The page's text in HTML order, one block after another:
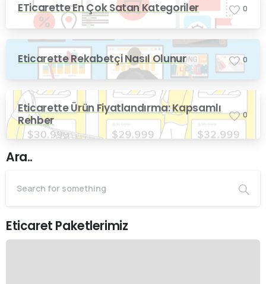
ETicarette En Çok Satan Kategoriler 0
Eticarette Rekabetçi Nasıl Olunur 0
Eticarette Ürün Fiyatlandırma: Kapsamlı
Rehber
0
Ara..
Eticaret Paketlerimiz